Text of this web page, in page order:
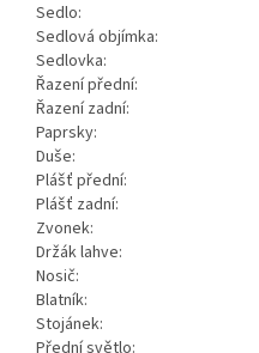
Sedlo:
Sedlová objímka:
Sedlovka:
Řazení přední:
Řazení zadní:
Paprsky:
Duše:
Plášť přední:
Plášť zadní:
Zvonek:
Držák lahve:
Nosič:
Blatník:
Stojánek: